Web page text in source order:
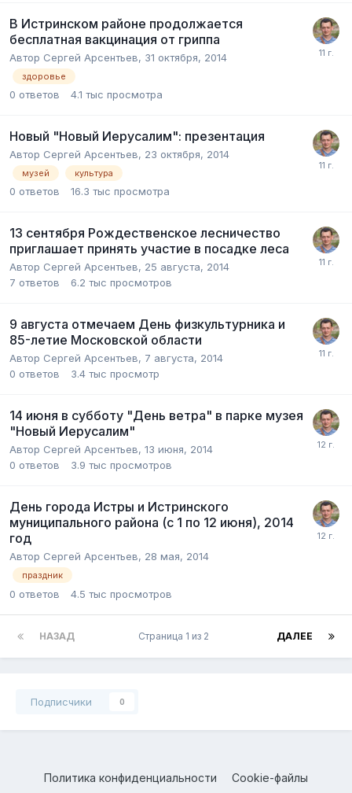
В Истринском районе продолжается
бесплатная вакцинация от гриппа
Автор Сергей Арсентьев, 31 октября, 2014
здоровье
0 ответов 4.1 тыс просмотра
Новый "Новый Иерусалим": презентация
Автор Сергей Арсентьев, 23 октября, 2014
музей культура
0 ответов 16.3 тыс просмотра
13 сентября Рождественское лесничество
приглашает принять участие в посадке леса
Автор Сергей Арсентьев, 25 августа, 2014
7 ответов 6.2 тыс просмотров
9 августа отмечаем День физкультурника и
85-летие Московской области
Автор Сергей Арсентьев, 7 августа, 2014
0 ответов 3.4 тыс просмотр
14 июня в субботу "День ветра" в парке музея
"Новый Иерусалим"
Автор Сергей Арсентьев, 13 июня, 2014
0 ответов 3.9 тыс просмотров
День города Истры и Истринского
муниципального района (с 1 по 12 июня), 2014
год
Автор Сергей Арсентьев, 28 мая, 2014
праздник
0 ответов 4.5 тыс просмотров
НАЗАД ДАЛЕЕ
Страница 1 из 2
Подписчики 0
Политика конфиденциальности Cookie-файлы